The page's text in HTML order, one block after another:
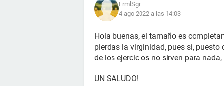
FrmlSgr
4 ago 2022 a las 14:03
Hola buenas, el tamaño es
pierdas la virginidad, pues si,
de los ejercicios no sirven para nada,
UN SALUDO!